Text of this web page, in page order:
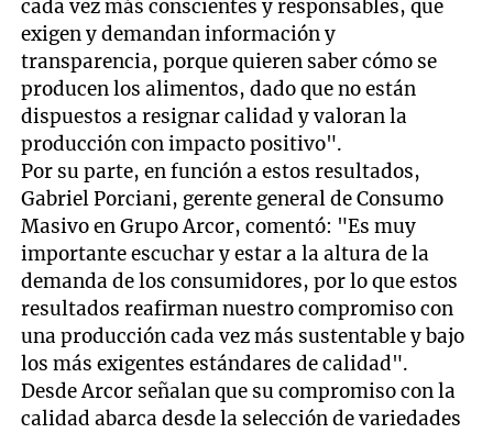
cada vez más conscientes y responsables, que
exigen y demandan información y
transparencia, porque quieren saber cómo se
producen los alimentos, dado que no están
dispuestos a resignar calidad y valoran la
producción con impacto positivo".
Por su parte, en función a estos resultados,
Gabriel Porciani, gerente general de Consumo
Masivo en Grupo Arcor, comentó: "Es muy
importante escuchar y estar a la altura de la
demanda de los consumidores, por lo que estos
resultados reafirman nuestro compromiso con
una producción cada vez más sustentable y bajo
los más exigentes estándares de calidad".
Desde Arcor señalan que su compromiso con la
calidad abarca desde la selección de variedades